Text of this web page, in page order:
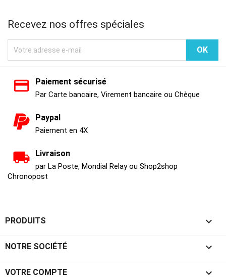
Recevez nos offres spéciales
Paiement sécurisé
Par Carte bancaire, Virement bancaire ou Chèque
Paypal
Paiement en 4X
Livraison
par La Poste, Mondial Relay ou Shop2shop
Chronopost
PRODUITS 
NOTRE SOCIÉTÉ 
VOTRE COMPTE 